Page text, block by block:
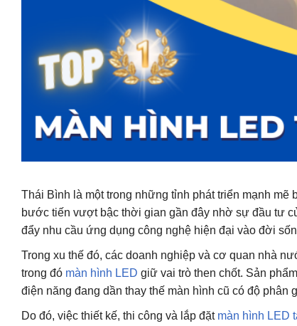
Thái Bình là một trong những tỉnh phát triển mạnh
bước tiến vượt bậc thời gian gần đây nhờ sự đầu tư
đẩy nhu cầu ứng dụng công nghệ hiện đại vào đời
Trong xu thế đó, các doanh nghiệp và cơ quan nhà
trong đó màn hình LED giữ vai trò then chốt. Sản
điện năng đang dần thay thế màn hình cũ có độ phân
Do đó, việc thiết kế, thi công và lắp đặt màn hình LED